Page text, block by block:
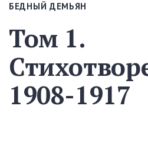
БЕДНЫЙ ДЕМЬЯН
Том 1.
1908-1917